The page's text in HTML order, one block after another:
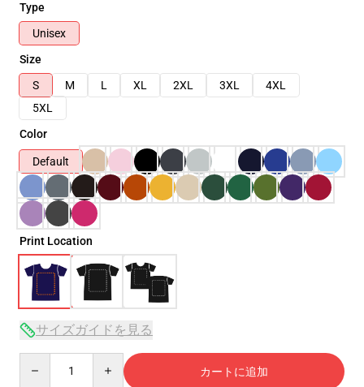
Type
Unisex
Size
S
M L XL 2XL 3XL
4XL
5XL
Color
Default
Print Location
サイズガイドを見る
カートに追加